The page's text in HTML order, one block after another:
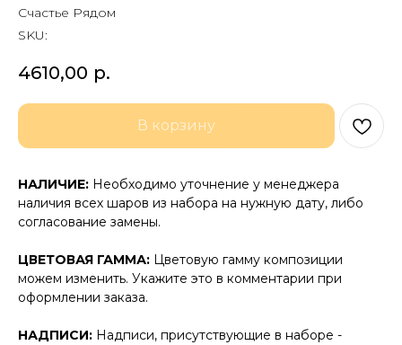
Счастье Рядом
SKU:
4610,00 р.
В корзину
НАЛИЧИЕ: Необходимо уточнение у менеджера
наличия всех шаров из набора на нужную дату, либо
согласование замены.
ЦВЕТОВАЯ ГАММА: Цветовую гамму композиции
можем изменить. Укажите это в комментарии при
оформлении заказа.
НАДПИСИ: Надписи, присутствующие в наборе -